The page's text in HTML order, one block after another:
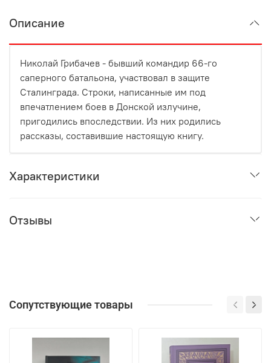
Описание
Николай Грибачев - бывший командир 66-го
саперного батальона, участвовал в защите
Сталинграда. Строки, написанные им под
впечатлением боев в Донской излучине,
пригодились впоследствии. Из них родились
рассказы, составившие настоящую книгу.
Характеристики
Отзывы
Сопутствующие товары